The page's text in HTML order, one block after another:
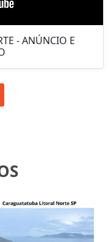
- ANÚNCIO E